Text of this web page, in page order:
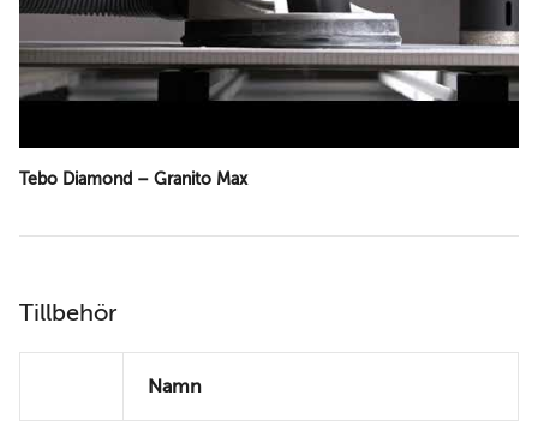
Tebo Diamond – Granito Max
Tillbehör
Namn